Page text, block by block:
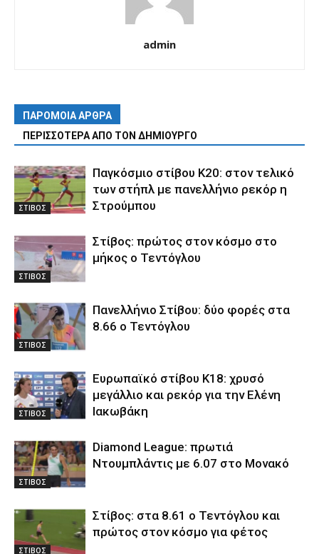
admin
ΠΑΡΟΜΟΙΑ ΑΡΘΡΑ
ΠΕΡΙΣΣΟΤΕΡΑ ΑΠΟ ΤΟΝ ΔΗΜΙΟΥΡΓΟ
ΣΤΙΒΟΣ
Παγκόσμιο στίβου Κ20: στον τελικό
των στήπλ με πανελλήνιο ρεκόρ η
Στρούμπου
ΣΤΙΒΟΣ
Στίβος: πρώτος στον κόσμο στο
μήκος ο Τεντόγλου
ΣΤΙΒΟΣ
Πανελλήνιο Στίβου: δύο φορές στα
8.66 ο Τεντόγλου
ΣΤΙΒΟΣ
Ευρωπαϊκό στίβου Κ18: χρυσό
μεγάλλιο και ρεκόρ για την Ελένη
Ιακωβάκη
ΣΤΙΒΟΣ
Diamond League: πρωτιά
Ντουμπλάντις με 6.07 στο Μονακό
ΣΤΙΒΟΣ
Στίβος: στα 8.61 ο Τεντόγλου και
πρώτος στον κόσμο για φέτος